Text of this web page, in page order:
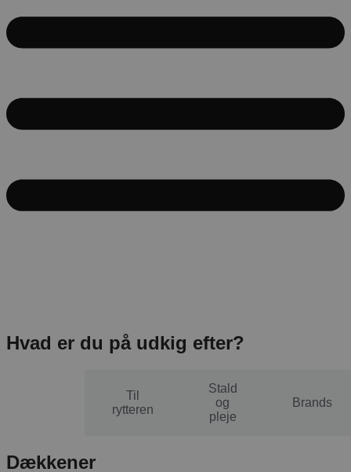
Hvad er du på udkig efter?
Til
rytteren
Stald
og
pleje
Brands
Dækkener